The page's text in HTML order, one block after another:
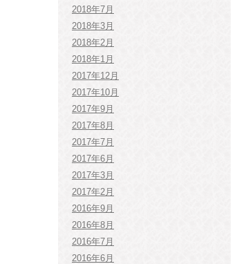
2018年7月
2018年3月
2018年2月
2018年1月
2017年12月
2017年10月
2017年9月
2017年8月
2017年7月
2017年6月
2017年3月
2017年2月
2016年9月
2016年8月
2016年7月
2016年6月